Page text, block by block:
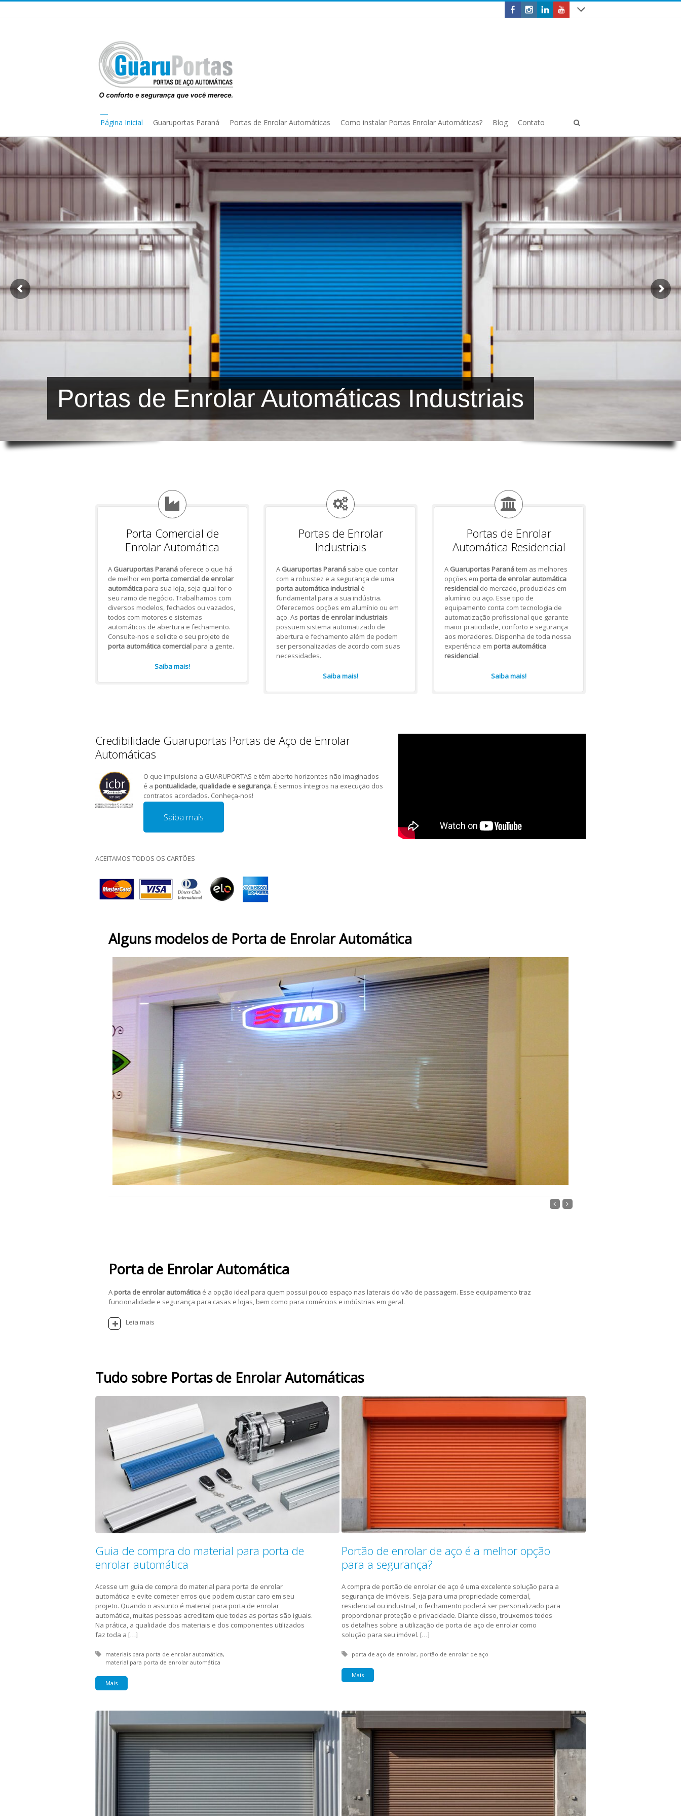
Página Inicial Guaruportas Paraná Portas de Enrolar Automáticas Como instalar Portas Enrolar Automáticas? Blog Contato
Portas de Enrolar Automáticas Industriais
Porta Comercial de
Enrolar Automática
A Guaruportas Paranáoferece o que há
de melhor em porta comercial de enrolar
automáticapara sua loja, seja qual for o
seu ramo de negócio. Trabalhamos com
diversos modelos, fechados ou vazados,
todos com motores e sistemas
automáticos de abertura e fechamento.
Consulte-nos e solicite o seu projeto de
porta automática comercialpara a gente.
Saiba mais!
Portas de Enrolar
Industriais
A Guaruportas Paranásabe que contar
com a robustez e a segurança de uma
porta automática industrialé
fundamental para a sua indústria.
Oferecemos opções em alumínio ou em
aço. As portas de enrolar industriais
possuem sistema automatizado de
abertura e fechamento além de podem
ser personalizadas de acordo com suas
necessidades.
Saiba mais!
Portas de Enrolar
Automática Residencial
A Guaruportas Paranátem as melhores
opções em porta de enrolar automática
residencialdo mercado, produzidas em
alumínio ou aço. Esse tipo de
equipamento conta com tecnologia de
automatização profissional que garante
maior praticidade, conforto e segurança
aos moradores. Disponha de toda nossa
experiência em porta automática
residencial.
Saiba mais!
Credibilidade Guaruportas Portas de Aço de Enrolar
Automáticas
O que impulsiona a GUARUPORTAS e têm aberto horizontes não imaginados
é a pontualidade, qualidade e segurança. É sermos íntegros na execução dos
contratos acordados. Conheça-nos!
Saiba mais
ACEITAMOS TODOS OS CARTÕES
Alguns modelos de Porta de Enrolar Automática
Porta de Enrolar Automática
A porta de enrolar automática é a opção ideal para quem possui pouco espaço nas laterais do vão de passagem. Esse equipamento traz
funcionalidade e segurança para casas e lojas, bem como para comércios e indústrias em geral.
Leia mais
Tudo sobre Portas de Enrolar Automáticas
Guia de compra do material para porta de
enrolar automática
Acesse um guia de compra do material para porta de enrolar
automática e evite cometer erros que podem custar caro em seu
projeto. Quando o assunto é material para porta de enrolar
automática, muitas pessoas acreditam que todas as portas são iguais.
Na prática, a qualidade dos materiais e dos componentes utilizados
faz toda a […]
Tagged with:
materiais para porta de enrolar automática
material para porta de enrolar automática
Mais
Portão de enrolar de aço é a melhor opção
para a segurança?
A compra de portão de enrolar de aço é uma excelente solução para a
segurança de imóveis. Seja para uma propriedade comercial,
residencial ou industrial, o fechamento poderá ser personalizado para
proporcionar proteção e privacidade. Diante disso, trouxemos todos
os detalhes sobre a utilização de porta de aço de enrolar como
solução para seu imóvel. […]
Tagged with:
porta de aço de enrolar portão de enrolar de aço
Mais